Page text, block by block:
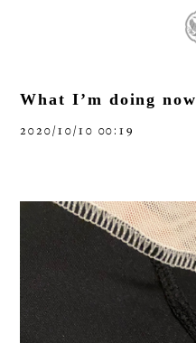
What I’m doing now
2020/10/10 00:19